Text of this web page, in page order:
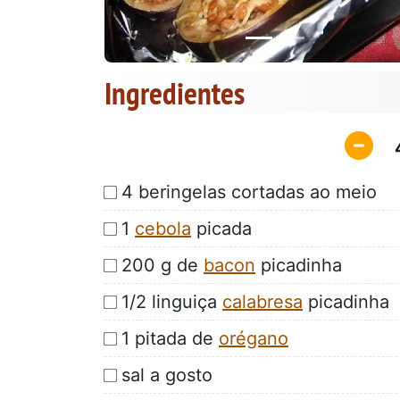
Ingredientes
4 beringelas cortadas ao meio
1 cebola picada
200 g de bacon picadinha
1/2 linguiça calabresa picadinha
1 pitada de orégano
sal a gosto